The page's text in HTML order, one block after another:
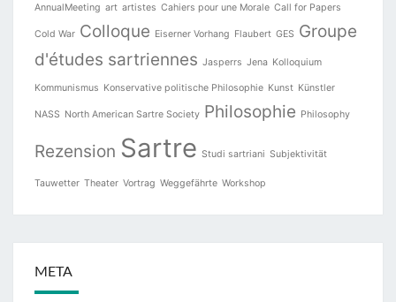
AnnualMeeting art artistes Cahiers pour une Morale Call for Papers
Cold War Colloque Eiserner Vorhang Flaubert GES Groupe
d'études sartriennes Jasperrs Jena Kolloquium
Kommunismus Konservative politische Philosophie Kunst Künstler
NASS North American Sartre Society Philosophie Philosophy
Rezension Sartre Studi sartriani Subjektivität
Tauwetter Theater Vortrag Weggefährte Workshop
META